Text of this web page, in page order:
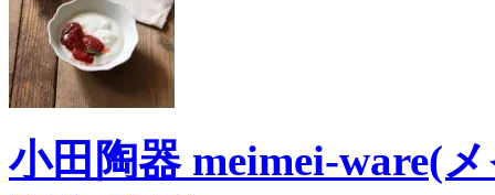
小田陶器 meimei-ware(